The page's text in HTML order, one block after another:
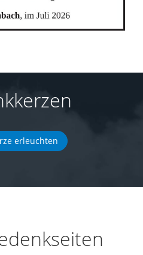
erleuchten